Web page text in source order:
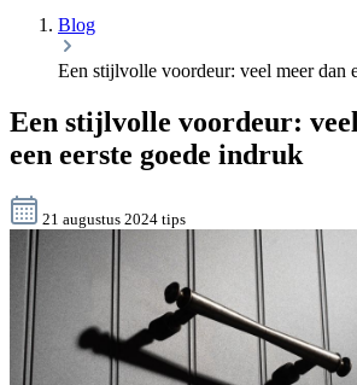
Blog
Een stijlvolle voordeur: veel meer dan
Een stijlvolle voordeur:
een eerste goede indruk
21 augustus 2024 tips